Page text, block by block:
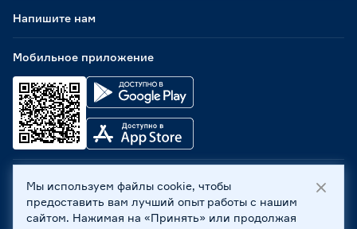
Мобильное приложение
Напишите нам
ООО «Бауцентр Рус» 2004 -2026, 236029, г. Калининград,
ул. А.Невского, 205. ИНН 7702596813, КПП 390601001 ©
Все права защищены
Мы используем файлы cookie, чтобы
предоставить вам лучший опыт работы с нашим
сайтом. Нажимая на «Принять» или продолжая